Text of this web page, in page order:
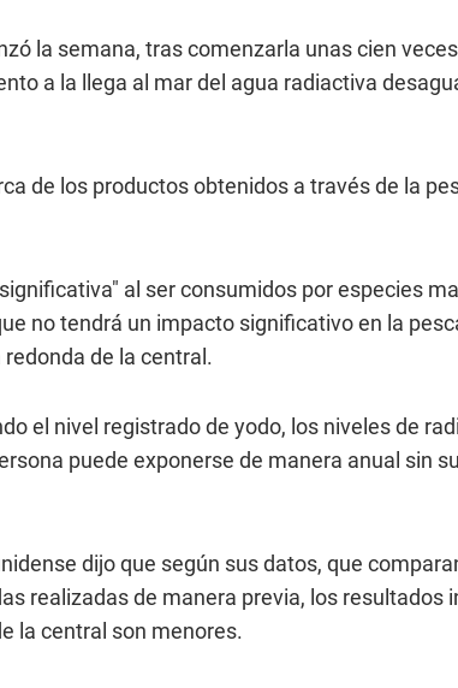
la semana, tras comenzarla unas cien
a la llega al mar del agua radiactiva
de los productos obtenidos a través de la
al ser consumidos por especies
no tendrá un impacto significativo en la
de la central.
el nivel registrado de yodo, los niveles de
puede exponerse de manera anual sin
dijo que según sus datos, que
realizadas de manera previa, los resultados
la central son menores.